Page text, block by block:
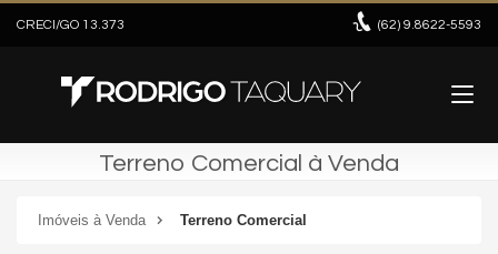
CRECI/GO 13.373 (62) 9.8622-5593
Terreno Comercial à Venda
Imóveis à Venda Terreno Comercial